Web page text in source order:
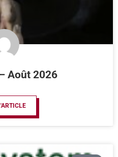
Août 2026